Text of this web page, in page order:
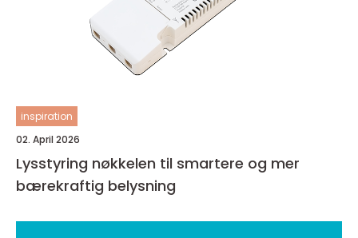
inspiration
02. April 2026
Lysstyring nøkkelen til smartere og mer
bærekraftig belysning